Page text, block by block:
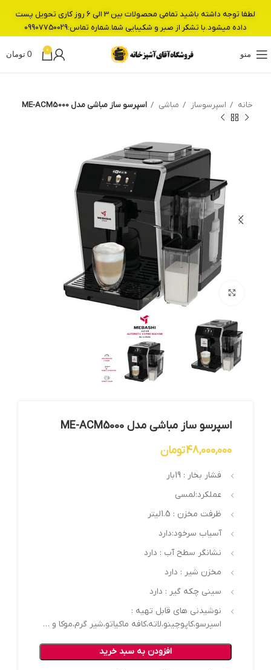
منو
0
0 تومان
خانه اسپرسوساز مباشی اسپرسو ساز مباشی مدل ME-ACM5000
بزرگنمایی تصویر
اسپرسو ساز مباشی مدل ME-ACM5000
48,000,000تومان
فشار بخار : 19بار
عملکرد:لمسی
ظرفت مخزن : 1.5لیتر
آسیاب سرخود:دارد
نشانگر سطح آب : دارد
مخزن شیر : دارد
سینی چکه گیر : دارد
نوشیدنی های قابل تهیه :
اسپرسو،کاپوچینو،لاته،کافه ماکیاتو،شیر گرم،موکا و …
افزودن به سبد خرید
لطفا توجه داشته باشید تمامی محصولات بین 3 الی 6 روز کاری تحویل پست
داده میشود.با تشکر از صبر و شکیبایی شما.شماره تماس:09907750029